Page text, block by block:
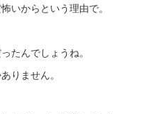
いからという理由で。
たんでしょうね。
りません。